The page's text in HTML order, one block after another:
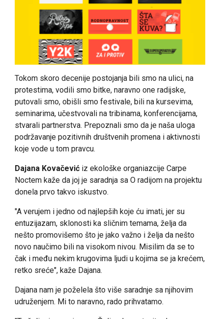
Tokom skoro decenije postojanja bili smo na ulici, na
protestima, vodili smo bitke, naravno one radijske,
putovali smo, obišli smo festivale, bili na kursevima,
seminarima, učestvovali na tribinama, konferencijama,
stvarali partnerstva. Prepoznali smo da je naša uloga
podržavanje pozitivnih društvenih promena i aktivnosti
koje vode u tom pravcu.
Dajana Kovačević iz ekološke organiazcije Carpe
Noctem kaže da joj je saradnja sa O radijom na projektu
donela prvo takvo iskustvo.
"A verujem i jedno od najlepših koje ću imati, jer su
entuzijazam, sklonosti ka sličnim temama, želja da
nešto promovišemo što je jako važno i želja da nešto
novo naučimo bili na visokom nivou. Misilim da se to
čak i među nekim krugovima ljudi u kojima se ja krećem,
retko sreće", kaže Dajana.
Dajana nam je poželela što više saradnje sa njihovim
udruženjem. Mi to naravno, rado prihvatamo.